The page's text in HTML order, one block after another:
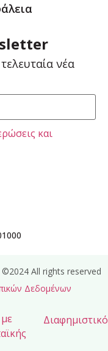
νέα
και
All rights reserved
Δεδομένων